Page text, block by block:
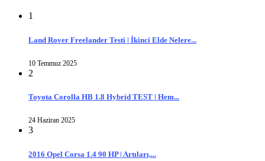
1
Land Rover Freelander Testi | İkinci Elde Nelere...
10 Temmuz 2025
2
Toyota Corolla HB 1.8 Hybrid TEST | Hem...
24 Haziran 2025
3
2016 Opel Corsa 1.4 90 HP | Artıları,...